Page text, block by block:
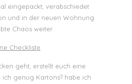
eingepackt, verabschiedet
und in der neuen Wohnung
Chaos weiter.
Checkliste
geht, erstellt euch eine
ich genug Kartons? habe ich